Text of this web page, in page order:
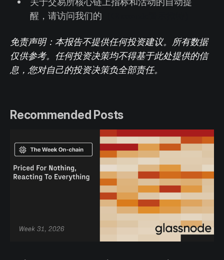
醒，请访问我们的
免责声明：本报告不提供任何投资建议。所有数据
仅供参考。任何投资决策均不得基于此处提供的信
息，您对自己的投资决策负全部责任。
Recommended Posts